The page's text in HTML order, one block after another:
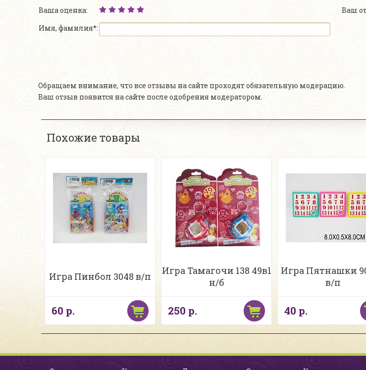
Ваша оценка:
Имя, фамилия*:
Ваш
Обращаем внимание, что все отзывы на сайте проходят обязательную модерацию.
Ваш отзыв появится на сайте после одобрения модератором.
Похожие товары
Игра Пинбол 3048 в/п
60 р.
Игра Тамагочи 138 49в1
н/б
250 р.
Игра Пятнашки
в/п
40 р.